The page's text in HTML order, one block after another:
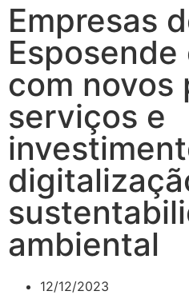
Empresas
com novos
serviços e
ambiental
12/12/2023